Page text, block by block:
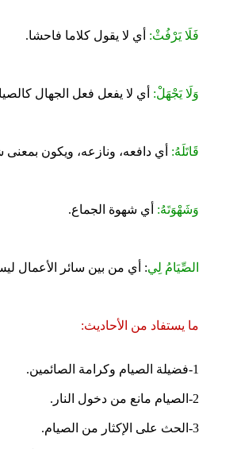
فَلَا يَرْفُثْ: أي لا يقول كلاما فاحشا.
وَلَا يَجْهَلْ: أي لا يفعل فعل الجهال
قَاتَلَهُ: أي دافعه، ونازعه، ويكون بمعنى
وَشَهْوَتَهُ: أي شهوة الجماع.
الصِّيَامُ لِي: أي من بين سائر الأعمال
ما يستفاد من الأحاديث:
1-فضيلة الصيام وكرامة الصائمين.
2-الصيام مانع من دخول النار.
3-الحث على الإكثار من الصيام.